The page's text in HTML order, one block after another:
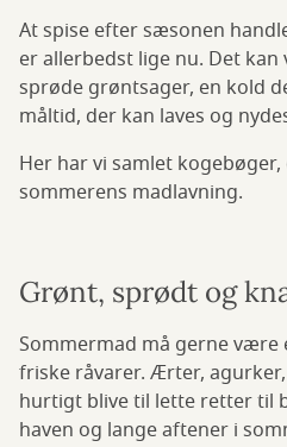
At spise efter sæsonen
er allerbedst lige nu. Det
sprøde grøntsager, en kold
måltid, der kan laves og
Her har vi samlet
sommerens madlavning.
Grønt, sprødt og
Sommermad må gerne
friske råvarer. Ærter,
hurtigt blive til lette retter til
haven og lange aftener i